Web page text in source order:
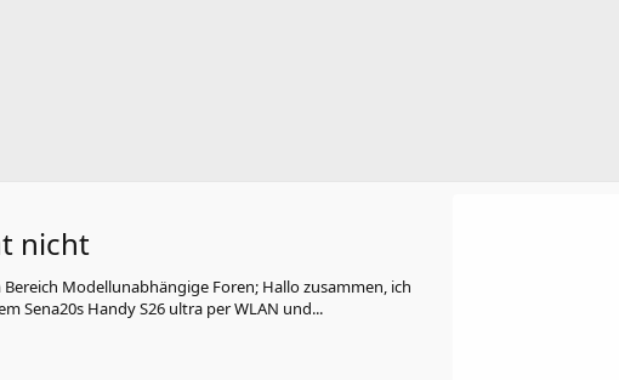
nicht
Modellunabhängige Foren; Hallo zusammen, ich
Sena20s Handy S26 ultra per WLAN und...